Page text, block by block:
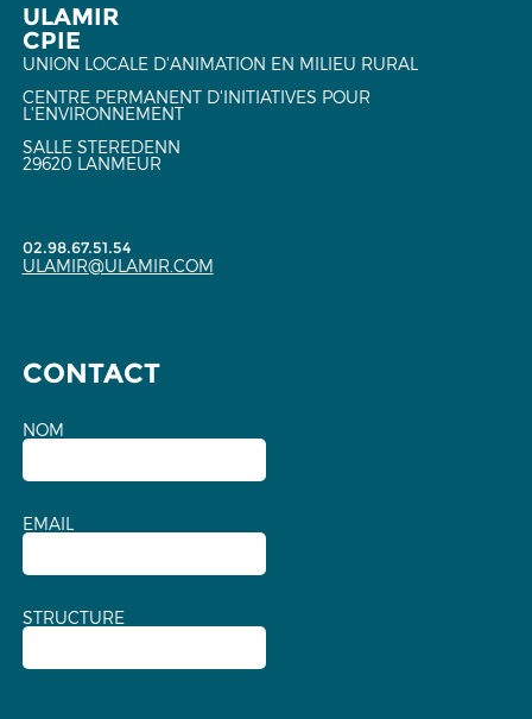
ULAMIR
CPIE
UNION LOCALE D'ANIMATION EN MILIEU RURAL
CENTRE PERMANENT D'INITIATIVES POUR
L'ENVIRONNEMENT
SALLE STEREDENN
29620 LANMEUR
02.98.67.51.54
ULAMIR@ULAMIR.COM
CONTACT
NOM
EMAIL
STRUCTURE